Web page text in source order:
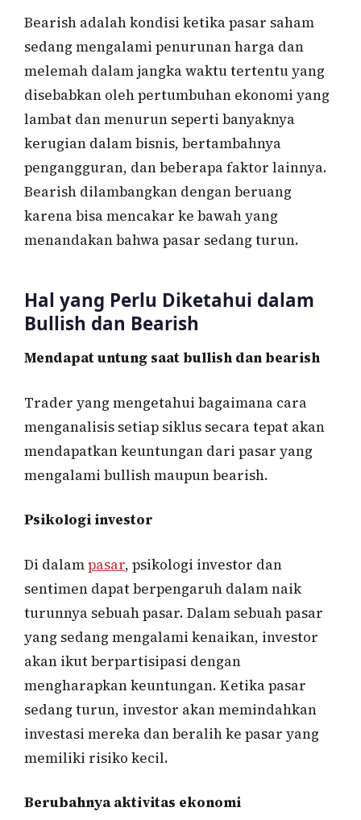
Bearish adalah kondisi ketika pasar saham
sedang mengalami penurunan harga dan
melemah dalam jangka waktu tertentu yang
disebabkan oleh pertumbuhan ekonomi yang
lambat dan menurun seperti banyaknya
kerugian dalam bisnis, bertambahnya
pengangguran, dan beberapa faktor lainnya.
Bearish dilambangkan dengan beruang
karena bisa mencakar ke bawah yang
menandakan bahwa pasar sedang turun.
Hal yang Perlu Diketahui dalam
Bullish dan Bearish
Mendapat untung saat bullish dan bearish
Trader yang mengetahui bagaimana cara
menganalisis setiap siklus secara tepat akan
mendapatkan keuntungan dari pasar yang
mengalami bullish maupun bearish.
Psikologi investor
Di dalampasar, psikologi investor dan
sentimen dapat berpengaruh dalam naik
turunnya sebuah pasar. Dalam sebuah pasar
yang sedang mengalami kenaikan, investor
akan ikut berpartisipasi dengan
mengharapkan keuntungan. Ketika pasar
sedang turun, investor akan memindahkan
investasi mereka dan beralih ke pasar yang
memiliki risiko kecil.
Berubahnya aktivitas ekonomi